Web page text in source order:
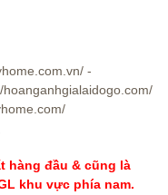
-
hoanganhgialaidogo.com/
hàng đầu & cũng là
khu vực phía nam.